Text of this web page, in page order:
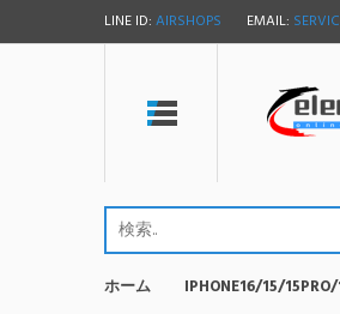
LINE ID: AIRSHOPS EMAIL:
ホーム IPHONE16/15/